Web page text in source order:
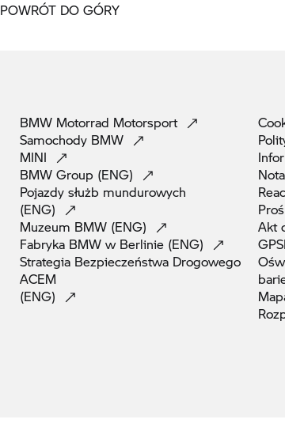
POWRÓT DO GÓRY
BMW Motorrad Motorsport
Samochody BMW
MINI
BMW Group (ENG)
Pojazdy służb mundurowych
(ENG)
Muzeum BMW (ENG)
Fabryka BMW w Berlinie (ENG)
Strategia Bezpieczeństwa Drogowego
ACEM
(ENG)
Nota
Akt